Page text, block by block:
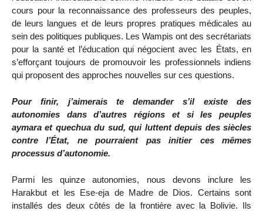
cours pour la reconnaissance des professeurs des peuples,
de leurs langues et de leurs propres pratiques médicales au
sein des politiques publiques. Les Wampis ont des secrétariats
pour la santé et l’éducation qui négocient avec les États, en
s’efforçant toujours de promouvoir les professionnels indiens
qui proposent des approches nouvelles sur ces questions.
Pour finir, j’aimerais te demander s’il existe des
autonomies dans d’autres régions et si les peuples
aymara et quechua du sud, qui luttent depuis des siècles
contre l’État, ne pourraient pas initier ces mêmes
processus d’autonomie.
Parmi les quinze autonomies, nous devons inclure les
Harakbut et les Ese-eja de Madre de Dios. Certains sont
installés des deux côtés de la frontière avec la Bolivie. Ils